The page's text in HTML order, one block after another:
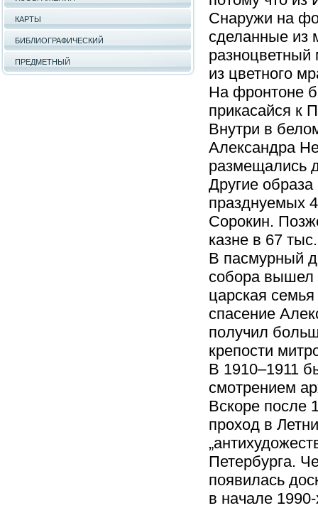
КАРТЫ
БИБЛИОГРАФИЧЕСКИЙ
ПРЕДМЕТНЫЙ
Снаружи на
сделанные из
из цветного
На фронтоне
прикасайся к
Внутри в
Александра
размещались
Другие
празднуемых
Сорокин.
казне в 67
В пасмурный
собора вышел
царская
спасение
получил
крепости
В 1910–1911
смотрением
Вскоре после
проход в
Петербурга.
появилась
в начале